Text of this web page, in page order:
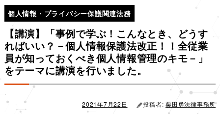
個人情報・プライバシー保護関連法務
【講演】「事例で学ぶ！こんなとき、どうす
ればいい？－個人情報保護法改正！！全従業
員が知っておくべき個人情報管理のキモ－」
をテーマに講演を行いました。
日:
2021年7月22日 投稿者:栗田勇法律事務所
投
稿
ナ
ビ
ゲ
ー
シ
ョ
ン